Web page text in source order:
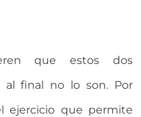
que estos dos
al final no lo son. Por
ejercicio que permite